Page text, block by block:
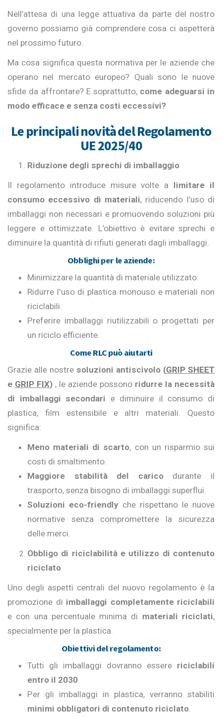
Nell’attesa di una legge attuativa da parte del nostro
governo possiamo già comprendere cosa ci aspetterà
nel prossimo futuro.
Ma cosa significa questa normativa per le aziende che
operano nel mercato europeo? Quali sono le nuove
sfide da affrontare? E soprattutto, come adeguarsi in
modo efficace e senza costi eccessivi?
Le principali novità del Regolamento
UE 2025/40
Riduzione degli sprechi di imballaggio
Il regolamento introduce misure volte a limitare il
consumo eccessivo di materiali, riducendo l’uso di
imballaggi non necessari e promuovendo soluzioni più
leggere e ottimizzate. L’obiettivo è evitare sprechi e
diminuire la quantità di rifiuti generati dagli imballaggi.
Obblighi per le aziende:
Minimizzare la quantità di materiale utilizzato.
Ridurre l'uso di plastica monouso e materiali non
riciclabili.
Preferire imballaggi riutilizzabili o progettati per
un riciclo efficiente.
Come RLC può aiutarti
Grazie alle nostre soluzioni antiscivolo (GRIP SHEET
e GRIP FIX) , le aziende possono ridurre la necessità
di imballaggi secondari e diminuire il consumo di
plastica, film estensibile e altri materiali. Questo
significa:
Meno materiali di scarto, con un risparmio sui
costi di smaltimento.
Maggiore stabilità del caricodurante il
trasporto, senza bisogno di imballaggi superflui.
Soluzioni eco-friendly che rispettano le nuove
normative senza compromettere la sicurezza
delle merci.
Obbligo di riciclabilità e utilizzo di contenuto
riciclato
Uno degli aspetti centrali del nuovo regolamento è la
promozione di imballaggi completamente riciclabili
e con una percentuale minima di materiali riciclati,
specialmente per la plastica.
Obiettivi del regolamento:
Tutti gli imballaggi dovranno essere riciclabili
entro il 2030.
Per gli imballaggi in plastica, verranno stabiliti
minimi obbligatori di contenuto riciclato.